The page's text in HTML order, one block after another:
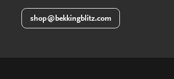
shop@bekkingblitz.com